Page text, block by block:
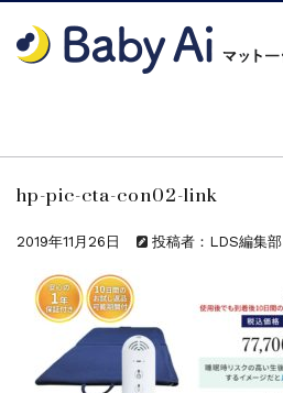
hp-pic-cta-con02-link
2019年11月26日 投稿者：LDS編集部